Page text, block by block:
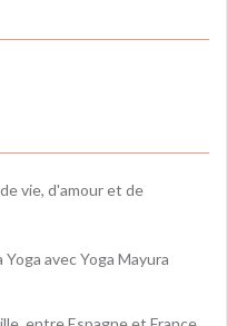
vie, d'amour et de
avec Yoga Mayura